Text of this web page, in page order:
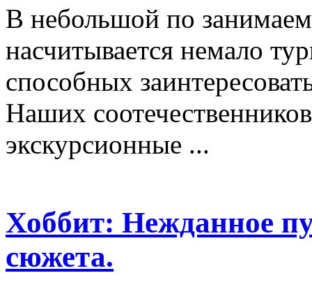
В небольшой по
насчитывается немало
способных
Наших
экскурсионные ...
Хоббит: Нежданное
сюжета.